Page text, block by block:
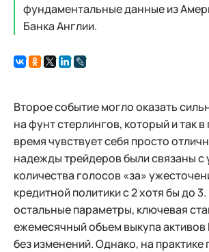
фундаментальные данные из
Банка Англии.
Второе событие могло оказать
на фунт стерлингов, который и так
время чувствует себя просто
надежды трейдеров были связаны с
количества голосов «за»
кредитной политики с 2 хотя бы до
остальные параметры, ключевая
ежемесячный объем выкупа
без изменений. Однако, на практике